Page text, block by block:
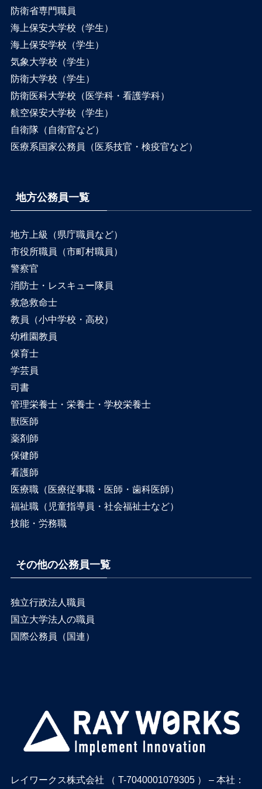
防衛省専門職員
海上保安大学校（学生）
海上保安学校（学生）
気象大学校（学生）
防衛大学校（学生）
防衛医科大学校（医学科・看護学科）
航空保安大学校（学生）
自衛隊（自衛官など）
医療系国家公務員（医系技官・検疫官など）
地方公務員一覧
地方上級（県庁職員など）
市役所職員（市町村職員）
警察官
消防士・レスキュー隊員
救急救命士
教員（小中学校・高校）
幼稚園教員
保育士
学芸員
司書
管理栄養士・栄養士・学校栄養士
獣医師
薬剤師
保健師
看護師
医療職（医療従事職・医師・歯科医師）
福祉職（児童指導員・社会福祉士など）
技能・労務職
その他の公務員一覧
独立行政法人職員
国立大学法人の職員
国際公務員（国連）
レイワークス株式会社 （ T-7040001079305 ） – 本社：